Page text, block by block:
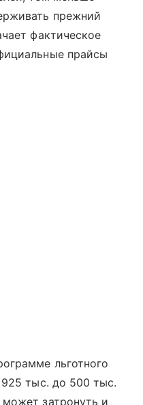
прежний
фактическое
прайсы
льготного
925 тыс. до 500 тыс.
затронуть и